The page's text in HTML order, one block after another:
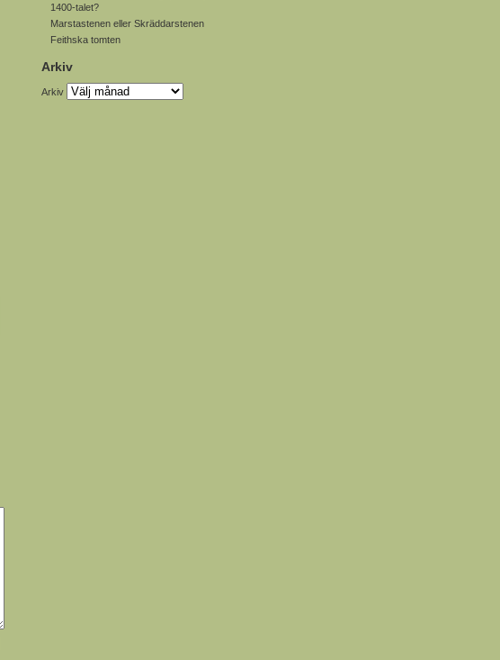
1400-talet?
Marstastenen eller Skräddarstenen
Feithska tomten
Arkiv
Arkiv